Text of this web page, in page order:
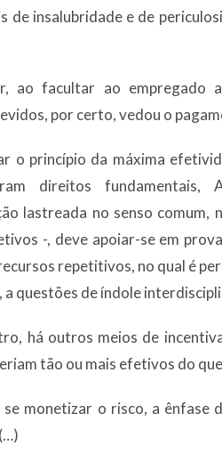
de insalubridade e de
ao facultar ao empregado
por certo, vedou o
o princípio da máxima
direitos
lastreada no senso
-, deve apoiar-se em
repetitivos, no qual é
a questões de índole
há outros meios de
tão ou mais efetivos do
se monetizar o risco, a ênfase